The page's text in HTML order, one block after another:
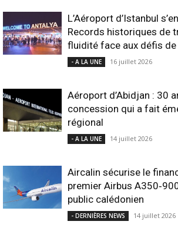
L’Aéroport d’Istanbul
Records historiques de
fluidité face aux défis de
- A LA UNE 16 juillet 2026
Aéroport d’Abidjan : 30
concession qui a fait
régional
- A LA UNE 14 juillet 2026
Aircalin sécurise le
premier Airbus
public calédonien
- DERNIÈRES NEWS 14 juillet 2026